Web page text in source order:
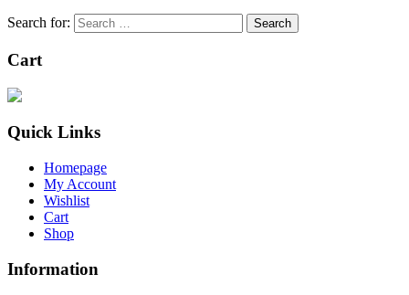
Search for:
Cart
Quick Links
Homepage
My Account
Wishlist
Cart
Shop
Information